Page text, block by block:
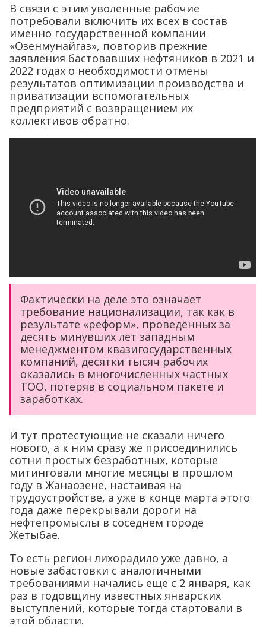
В связи с этим уволенные рабочие
потребовали включить их всех в состав
именно государственной компании
«Озенмунайгаз», повторив прежние
заявления бастовавших нефтяников в 2021 и
2022 годах о необходимости отмены
результатов оптимизации производства и
приватизации вспомогательных
предприятий с возвращением их
коллективов обратно.
Фактически на деле это означает
требование национализации, так как в
результате «реформ», проведённых за
десять минувших лет западным
менеджментом квазигосударственных
компаний, десятки тысяч рабочих
оказались в многочисленных частных
ТОО, потеряв в социальном пакете и
заработках.
И тут протестующие не сказали ничего
нового, а к ним сразу же присоединились
сотни простых безработных, которые
митинговали многие месяцы в прошлом
году в Жанаозене, настаивая на
трудоустройстве, а уже в конце марта этого
года даже перекрывали дороги на
нефтепромыслы в соседнем городе
Жетыбае.
То есть регион лихорадило уже давно, а
новые забастовки с аналогичными
требованиями начались еще с 2 января, как
раз в годовщину известных январских
выступлений, которые тогда стартовали в
этой области.